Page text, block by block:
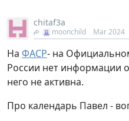
chitaf3a
moonchild Mar 2024
На ФАСР- на
России нет информации
него не активна.
Про календарь Павел -